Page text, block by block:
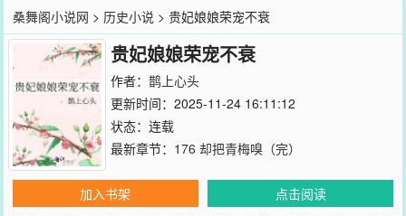
桑舞阁小说网 > 历史小说 > 贵妃娘娘荣宠不衰
贵妃娘娘荣宠不衰
作者： 鹊上心头
更新时间：2025-11-24 16:11:12
状态：连载
最新章节： 176 却把青梅嗅（完）
加入书架
点击阅读